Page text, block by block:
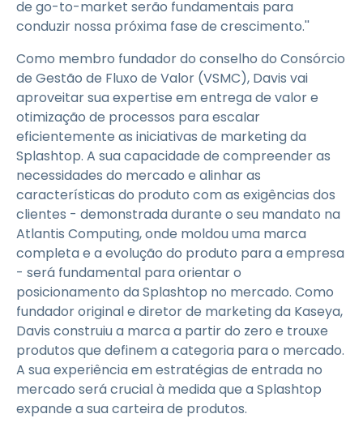
de go-to-market serão fundamentais para
conduzir nossa próxima fase de crescimento.''
Como membro fundador do conselho do Consórcio
de Gestão de Fluxo de Valor (VSMC), Davis vai
aproveitar sua expertise em entrega de valor e
otimização de processos para escalar
eficientemente as iniciativas de marketing da
Splashtop. A sua capacidade de compreender as
necessidades do mercado e alinhar as
características do produto com as exigências dos
clientes - demonstrada durante o seu mandato na
Atlantis Computing, onde moldou uma marca
completa e a evolução do produto para a empresa
- será fundamental para orientar o
posicionamento da Splashtop no mercado. Como
fundador original e diretor de marketing da Kaseya,
Davis construiu a marca a partir do zero e trouxe
produtos que definem a categoria para o mercado.
A sua experiência em estratégias de entrada no
mercado será crucial à medida que a Splashtop
expande a sua carteira de produtos.